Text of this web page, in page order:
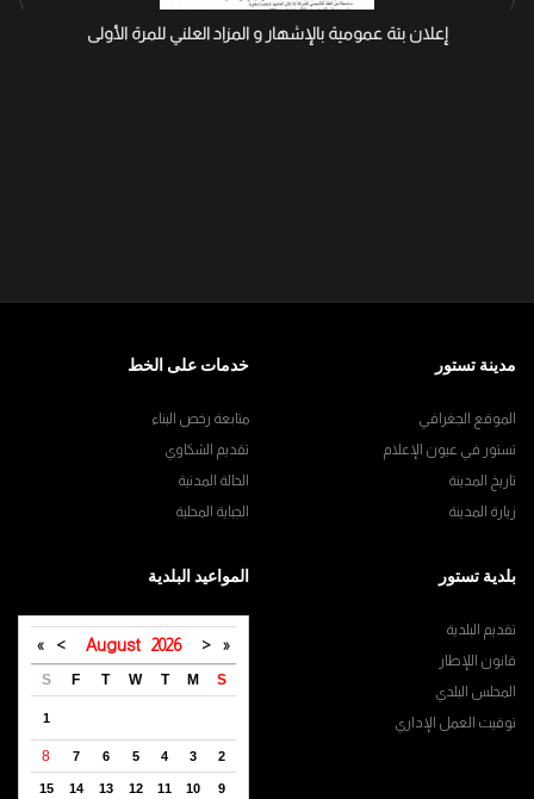
إعلان بتة عمومية بالإشهار و المزاد العلني للمرة الأولى
مدينة تستور
الموقع الجغرافي
تستور في عيون الإعلام
تاريخ المدينة
زيارة المدينة
خدمات على الخط
متابعة رخص البناء
تقديم الشكاوي
الحالة المدنية
الجباية المحلية
بلدية تستور
تقديم البلدية
قانون اللإطار
المجلس البلدي
توقيت العمل الإداري
المواعيد البلدية
«
<
August 2026
>
»
S
M
T
W
T
F
S
1
2
3
4
5
6
7
8
9
10
11
12
13
14
15